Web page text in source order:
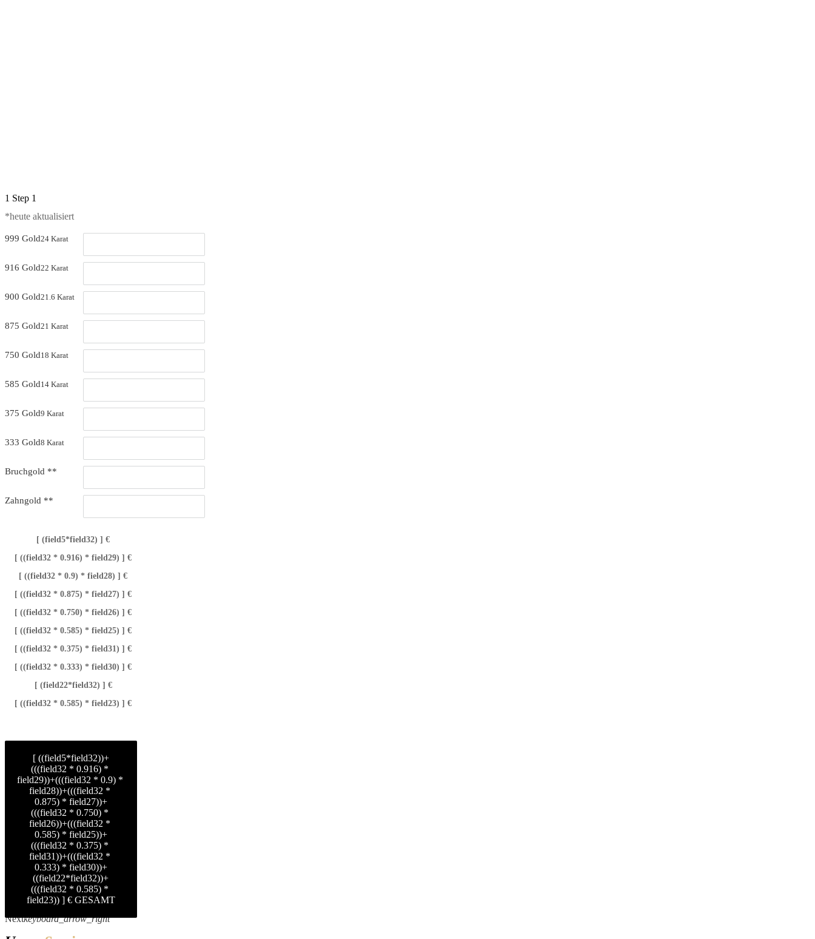
1 Step 1
*heute aktualisiert
999 Gold24 Karat
916 Gold22 Karat
900 Gold21.6 Karat
875 Gold21 Karat
750 Gold18 Karat
585 Gold14 Karat
375 Gold9 Karat
333 Gold8 Karat
Bruchgold **
Zahngold **
[ (field5*field32) ] €
[ ((field32 * 0.916) * field29) ] €
[ ((field32 * 0.9) * field28) ] €
[ ((field32 * 0.875) * field27) ] €
[ ((field32 * 0.750) * field26) ] €
[ ((field32 * 0.585) * field25) ] €
[ ((field32 * 0.375) * field31) ] €
[ ((field32 * 0.333) * field30) ] €
[ (field22*field32) ] €
[ ((field32 * 0.585) * field23) ] €
[ ((field5*field32))+
(((field32 * 0.916) *
field29))+(((field32 * 0.9) *
field28))+(((field32 *
0.875) * field27))+
(((field32 * 0.750) *
field26))+(((field32 *
0.585) * field25))+
(((field32 * 0.375) *
field31))+(((field32 *
0.333) * field30))+
((field22*field32))+
(((field32 * 0.585) *
field23)) ] € GESAMT
keyboard_arrow_left
Nextkeyboard_arrow_right